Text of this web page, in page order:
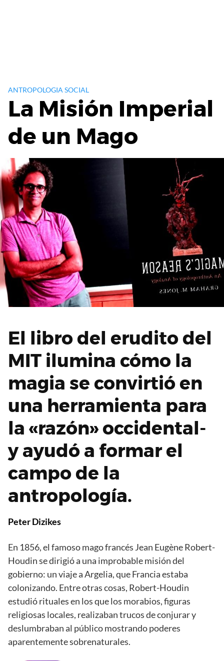
ANTROPOLOGIA SOCIAL
La Misión Imperial
de un Mago
El libro del erudito del
MIT ilumina cómo la
magia se convirtió en
una herramienta para
la «razón» occidental-
y ayudó a formar el
campo de la
antropología.
Peter Dizikes
En 1856, el famoso mago francés Jean Eugène Robert-
Houdin se dirigió a una improbable misión del
gobierno: un viaje a Argelia, que Francia estaba
colonizando. Entre otras cosas, Robert-Houdin
estudió rituales en los que los morabios, figuras
religiosas locales, realizaban trucos de conjurar y
deslumbraban al público mostrando poderes
aparentemente sobrenaturales.